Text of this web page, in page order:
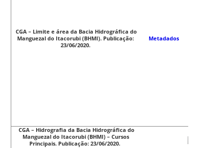
CGA – Limite e área da Bacia Hidrográfica do
Manguezal do Itacorubi (BHMI). Publicação:
23/06/2020.
Metadados
CGA – Hidrografia da Bacia Hidrográfica do
Manguezal do Itacorubi (BHMI) – Cursos
Principais. Publicação: 23/06/2020.